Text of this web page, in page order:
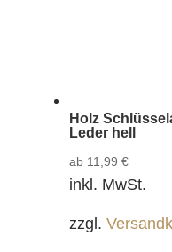
Holz
Leder hell
ab 11,99 €
inkl. MwSt.
zzgl.